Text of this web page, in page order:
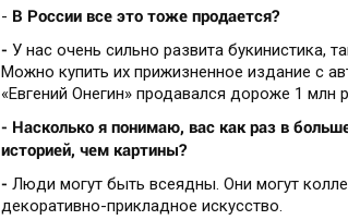
- В России все это тоже продается?
- У нас очень сильно развита букинистика,
Можно купить их прижизненное издание с
«Евгений Онегин» продавался дороже 1 млн
- Насколько я понимаю, вас как раз в
историей, чем картины?
- Люди могут быть всеядны. Они могут
декоративно-прикладное искусство.